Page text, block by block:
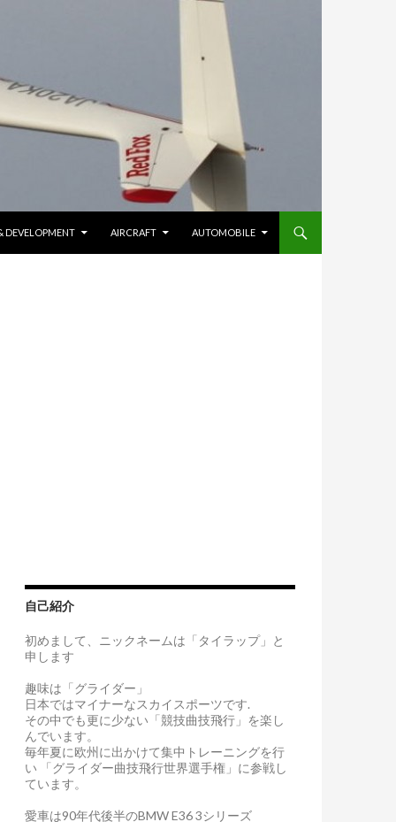
DEVELOPMENT AIRCRAFT AUTOMOBILE
自己紹介
初めまして、ニックネームは「タイラップ」と
申します
趣味は「グライダー」
日本ではマイナーなスカイスポーツです.
その中でも更に少ない「競技曲技飛行」を楽し
んでいます。
毎年夏に欧州に出かけて集中トレーニングを行
い 「グライダー曲技飛行世界選手権」に参戦し
ています。
愛車は90年代後半のBMW E36 3シリーズ